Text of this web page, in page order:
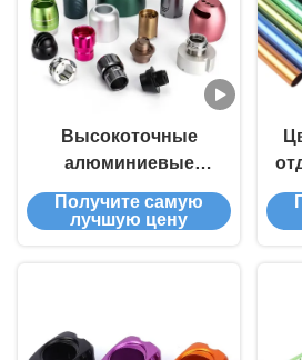
Высокоточные
алюминиевые
металлодетали с
ЧПУ -
SGS и ROHS,
Получите самую
лучшую цену